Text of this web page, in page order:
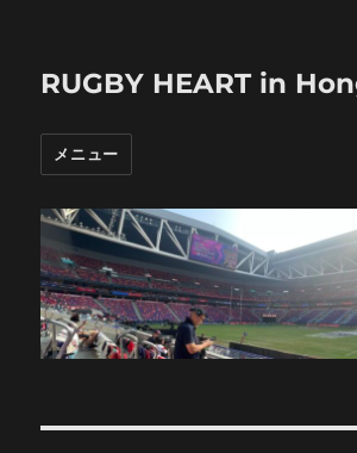
RUGBY HEART in
メニュー